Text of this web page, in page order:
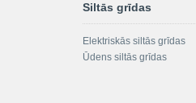
Siltās grīdas
Elektriskās siltās grīdas
Ūdens siltās grīdas